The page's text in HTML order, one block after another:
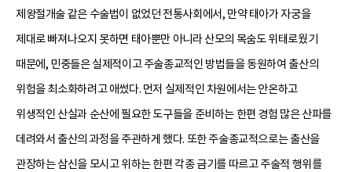
제왕절개술 같은 수술법이 없었던 전통사회에서, 만약 태아가 자궁을
제대로 빠져나오지 못하면 태아뿐만 아니라 산모의 목숨도 위태로웠기
때문에, 민중들은 실제적이고 주술종교적인 방법들을 동원하여 출산의
위험을 최소화하려고 애썼다. 먼저 실제적인 차원에서는 안온하고
위생적인 산실과 순산에 필요한 도구들을 준비하는 한편 경험 많은 산파를
데려와서 출산의 과정을 주관하게 했다. 또한 주술종교적으로는 출산을
관장하는 삼신을 모시고 위하는 한편 각종 금기를 따르고 주술적 행위를